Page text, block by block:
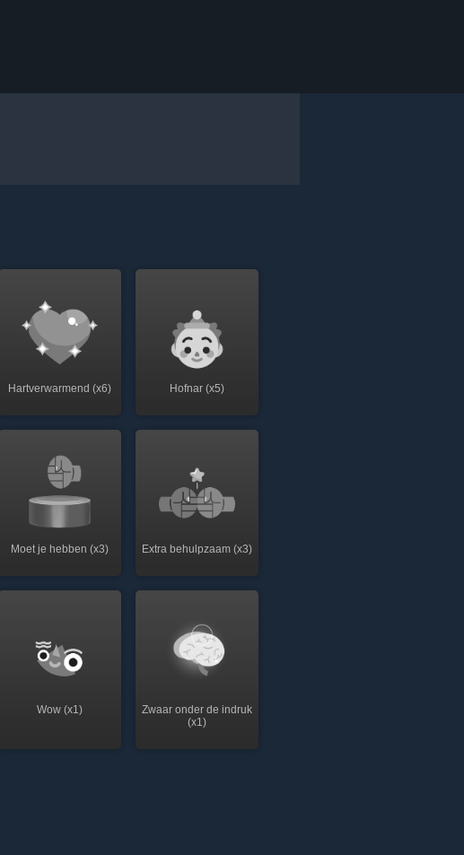
Hartverwarmend (x6) Hofnar (x5)
Moet je hebben (x3) Extra behulpzaam (x3)
Wow (x1)
Zwaar onder de indruk
(x1)